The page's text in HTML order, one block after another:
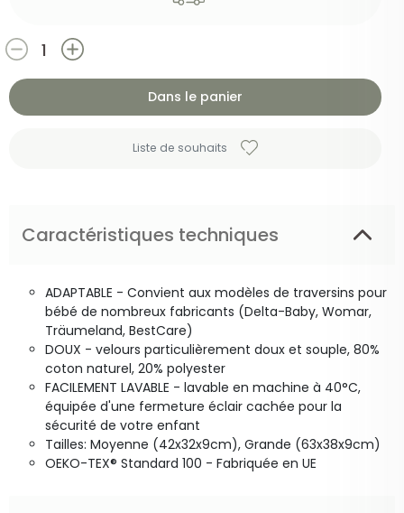
Dans le panier
Liste de souhaits
Caractéristiques techniques
ADAPTABLE - Convient aux modèles de traversins pour
bébé de nombreux fabricants (Delta-Baby, Womar,
Träumeland, BestCare)
DOUX - velours particulièrement doux et souple, 80%
coton naturel, 20% polyester
FACILEMENT LAVABLE - lavable en machine à 40°C,
équipée d'une fermeture éclair cachée pour la
sécurité de votre enfant
Tailles: Moyenne (42x32x9cm), Grande (63x38x9cm)
OEKO-TEX® Standard 100 - Fabriquée en UE